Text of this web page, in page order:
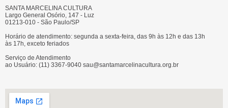
SANTA MARCELINA CULTURA
Largo General Osório, 147 - Luz
01213-010 - São Paulo/SP
Horário de atendimento: segunda a sexta-feira, das 9h às 12h e das 13h
às 17h, exceto feriados
Serviço de Atendimento
ao Usuário: (11) 3367-9040 sau@santamarcelinacultura.org.br